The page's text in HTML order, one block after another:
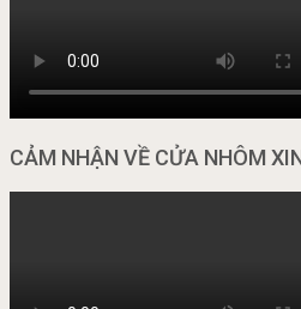
CẢM NHẬN VỀ CỬA NHÔM